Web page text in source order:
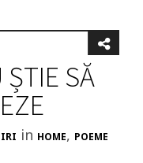
SĂ
in HOME, POEME